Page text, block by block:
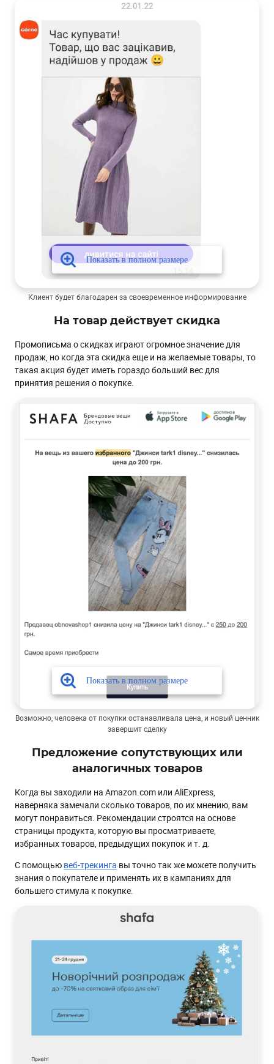
Клиент будет благодарен за своевременное информирование
На товар действует скидка
Промописьма о скидках играют огромное значение для
продаж, но когда эта скидка еще и на желаемые товары, то
такая акция будет иметь гораздо больший вес для
принятия решения о покупке.
Возможно, человека от покупки останавливала цена, и новый ценник
завершит сделку
Предложение сопутствующих или
аналогичных товаров
Когда вы заходили на Amazon.com или AliExpress,
наверняка замечали сколько товаров, по их мнению, вам
могут понравиться. Рекомендации строятся на основе
страницы продукта, которую вы просматриваете,
избранных товаров, предыдущих покупок и т. д.
С помощью веб-трекинга вы точно так же можете получить
знания о покупателе и применять их в кампаниях для
большего стимула к покупке.